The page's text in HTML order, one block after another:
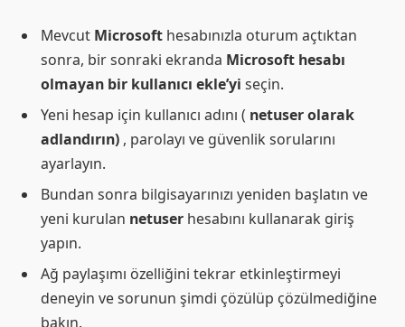
Mevcut Microsoft hesabınızla oturum açtıktan
sonra, bir sonraki ekranda Microsoft hesabı
olmayan bir kullanıcı ekle’yi seçin.
Yeni hesap için kullanıcı adını ( netuser olarak
adlandırın) , parolayı ve güvenlik sorularını
ayarlayın.
Bundan sonra bilgisayarınızı yeniden başlatın ve
yeni kurulan netuser hesabını kullanarak giriş
yapın.
Ağ paylaşımı özelliğini tekrar etkinleştirmeyi
deneyin ve sorunun şimdi çözülüp çözülmediğine
bakın.